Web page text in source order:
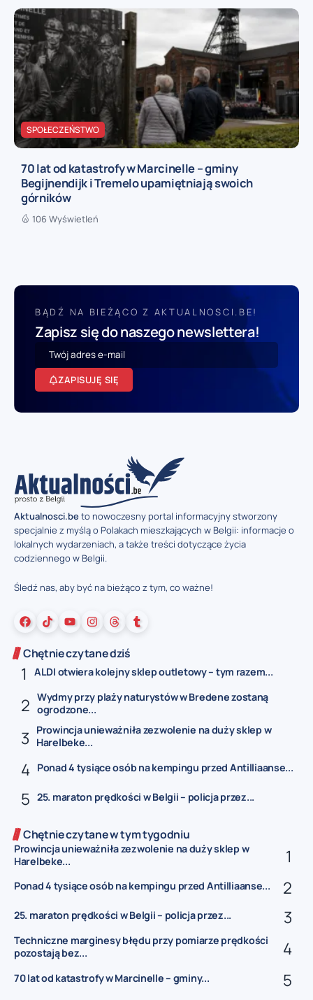
SPOŁECZEŃSTWO
70 lat od katastrofy w Marcinelle – gminy
Begijnendijk i Tremelo upamiętniają swoich
górników
106 Wyświetleń
BĄDŹ NA BIEŻĄCO Z AKTUALNOSCI.BE!
Zapisz się do naszego newslettera!
ZAPISUJĘ SIĘ
Aktualnosci.beto nowoczesny portal informacyjny stworzony
specjalnie z myślą o Polakach mieszkających w Belgii: informacje o
lokalnych wydarzeniach, a także treści dotyczące życia
codziennego w Belgii.
Śledź nas, aby być na bieżąco z tym, co ważne!
Chętnie czytane dziś
ALDI otwiera kolejny sklep outletowy – tym razem...
Wydmy przy plaży naturystów w Bredene zostaną
ogrodzone...
Prowincja unieważniła zezwolenie na duży sklep w
Harelbeke...
Ponad 4 tysiące osób na kempingu przed Antilliaanse...
25. maraton prędkości w Belgii – policja przez...
Chętnie czytane w tym tygodniu
Prowincja unieważniła zezwolenie na duży sklep w
Harelbeke...
Ponad 4 tysiące osób na kempingu przed Antilliaanse...
25. maraton prędkości w Belgii – policja przez...
Techniczne marginesy błędu przy pomiarze prędkości
pozostają bez...
70 lat od katastrofy w Marcinelle – gminy...